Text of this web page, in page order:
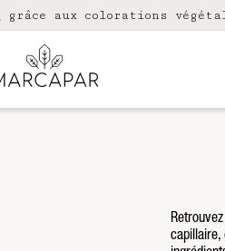
grâce aux colorations
capillaire,